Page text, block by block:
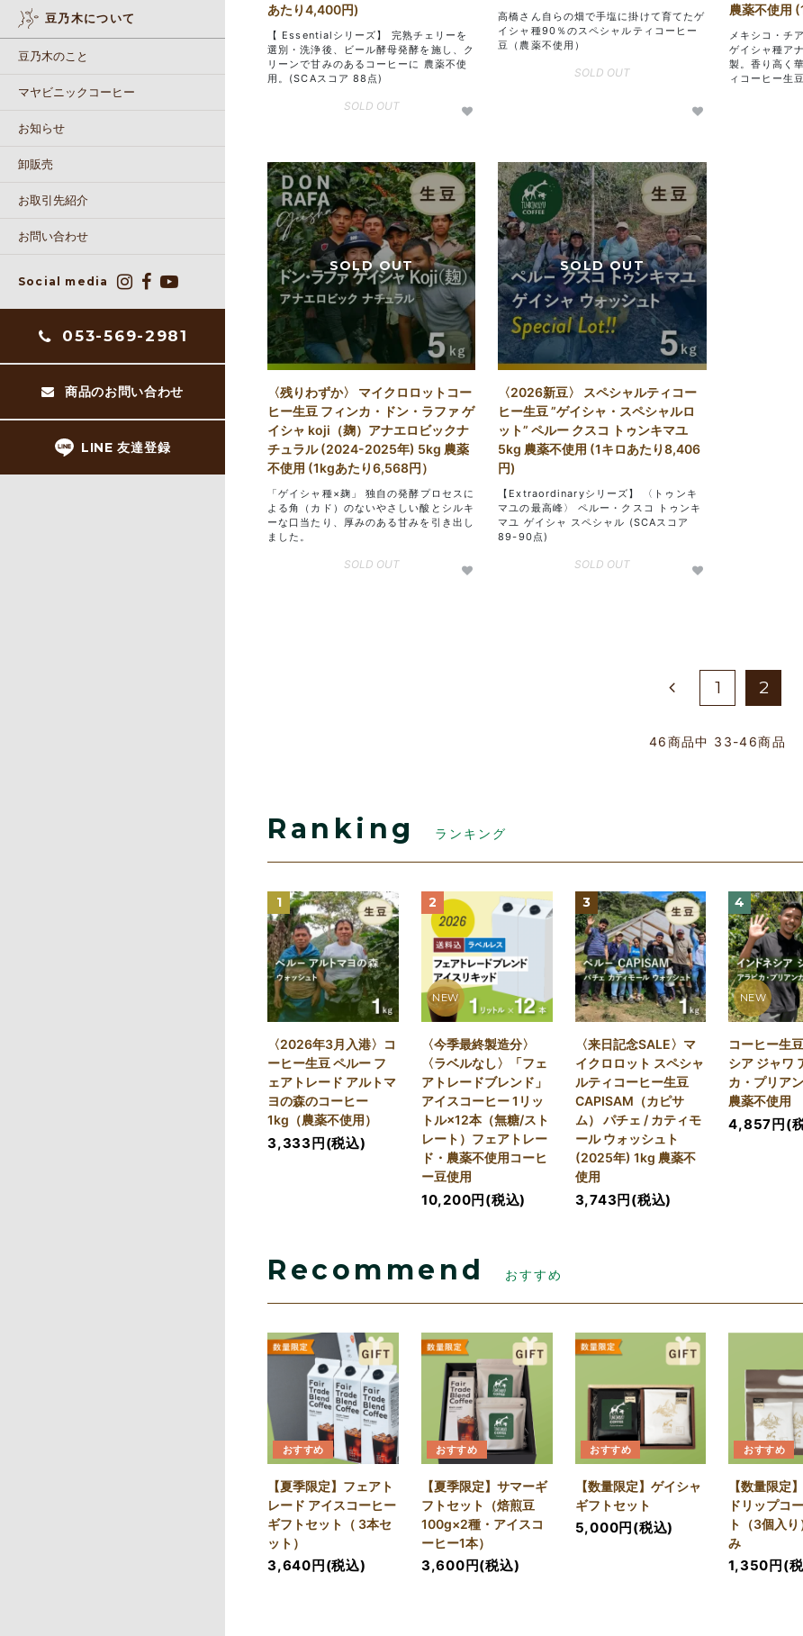
豆乃木について
豆乃木のこと
マヤビニックコーヒー
お知らせ
卸販売
お取引先紹介
お問い合わせ
Social media
053-569-2981
商品のお問い合わせ
LINE 友達登録
あたり4,400円)
【 Essentialシリーズ】 完熟チェリーを
選別・洗浄後、ビール酵母発酵を施し、ク
リーンで甘みのあるコーヒーに 農薬不使
用。(SCAスコア 88点)
SOLD OUT
高橋さん自らの畑で手塩に掛けて育てたゲ
イシャ種90％のスペシャルティコーヒー
豆（農薬不使用）
SOLD OUT
農薬不使用
メキシコ・チ
ゲイシャ種ア
製。香り高く
ィコーヒー生
〈残りわずか〉 マイクロロットコー
ヒー生豆 フィンカ・ドン・ラファ ゲ
イシャ koji（麹）アナエロビックナ
チュラル (2024-2025年) 5kg 農薬
不使用 (1kgあたり6,568円）
「ゲイシャ種×麹」 独自の発酵プロセスに
よる角（カド）のないやさしい酸とシルキ
ーな口当たり、厚みのある甘みを引き出し
ました。
SOLD OUT
〈2026新豆〉 スペシャルティコー
ヒー生豆 ”ゲイシャ・スペシャルロ
ット” ペルー クスコ トゥンキマユ
5kg 農薬不使用 (1キロあたり8,406
円)
【Extraordinaryシリーズ】 〈トゥンキ
マユの最高峰〉 ペルー・クスコ トゥンキ
マユ ゲイシャ スペシャル (SCAスコア
89-90点)
SOLD OUT
1 2
46商品中 33-46商品
Ranking ランキング
1
〈2026年3月入港〉コ
ーヒー生豆 ペルー フ
ェアトレード アルトマ
ヨの森のコーヒー
1kg（農薬不使用）
3,333円(税込)
2
NEW
〈今季最終製造分〉
〈ラベルなし〉「フェ
アトレードブレンド」
アイスコーヒー 1リッ
トル×12本（無糖/スト
レート）フェアトレー
ド・農薬不使用コーヒ
ー豆使用
10,200円(税込)
3
〈来日記念SALE〉マ
イクロロット スペシャ
ルティコーヒー生豆
CAPISAM（カピサ
ム） パチェ / カティモ
ール ウォッシュト
(2025年) 1kg 農薬不
使用
3,743円(税込)
4
NEW
コーヒー生
シア ジャワ
カ・プリア
農薬不使用
4,857円(
Recommend おすすめ
おすすめ
【夏季限定】フェアト
レード アイスコーヒー
ギフトセット（ 3本セ
ット）
3,640円(税込)
おすすめ
【夏季限定】サマーギ
フトセット（焙煎豆
100g×2種・アイスコ
ーヒー1本）
3,600円(税込)
おすすめ
【数量限定】ゲイシャ
ギフトセット
5,000円(税込)
おすすめ
【数量限定
ドリップコ
ト（3個入
み
1,350円(